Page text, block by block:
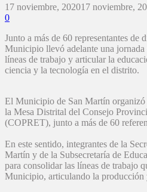
17 noviembre, 202017 noviembre,
0
Junto a más de 60 representantes de
Municipio llevó adelante una
líneas de trabajo y articular la
ciencia y la tecnología en el distrito.
El Municipio de San Martín
la Mesa Distrital del Consejo
(COPRET), junto a más de 60
En este sentido, integrantes de la
Martín y de la Subsecretaría de
para consolidar las líneas de trabajo
Municipio, articulando la producción